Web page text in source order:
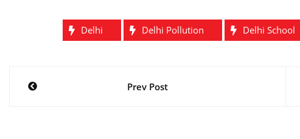
Delhi Delhi Pollution Delhi School
Post
Prev Post